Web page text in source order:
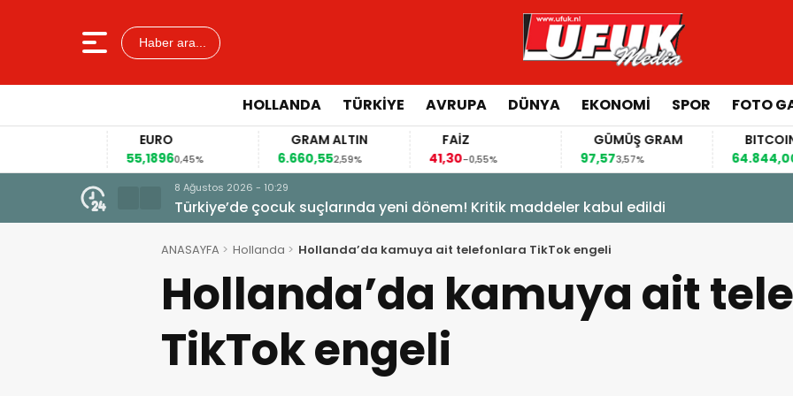
Haber ara...
HOLLANDA TÜRKIYE AVRUPA DÜNYA EKONOMI SPOR FOTO
0,45%
GRAM ALTIN
6.660,552,59% -0,55%
GÜMÜŞ GRAM
3,57%
BITCOIN
64.844,000,70%
8 Ağustos 2026 - 10:29
Türkiye’de çocuk suçlarında yeni dönem! Kritik maddeler kabul edildi
ANASAYFA Hollanda Hollanda’da kamuya ait telefonlara TikTok engeli
Hollanda’da kamuya ait
TikTok engeli